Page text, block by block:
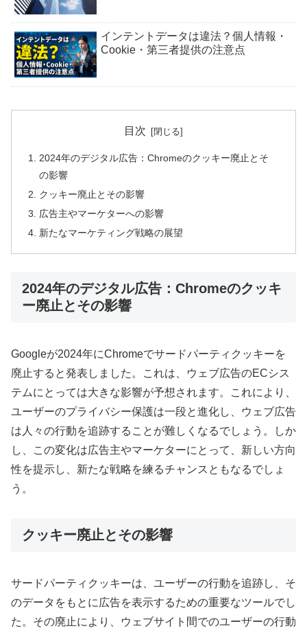
インテントデータは違法？個人情報・
Cookie・第三者提供の注意点
目次
2024年のデジタル広告：Chromeのクッキー廃止とそ
の影響
クッキー廃止とその影響
広告主やマーケターへの影響
新たなマーケティング戦略の展望
2024年のデジタル広告：Chromeのクッキ
ー廃止とその影響
Googleが2024年にChromeでサードパーティクッキーを
廃止すると発表しました。これは、ウェブ広告のECシス
テムにとっては大きな影響が予想されます。これにより、
ユーザーのプライバシー保護は一段と進化し、ウェブ広告
は人々の行動を追跡することが難しくなるでしょう。しか
し、この変化は広告主やマーケターにとって、新しい方向
性を提示し、新たな戦略を練るチャンスともなるでしょ
う。
クッキー廃止とその影響
サードパーティクッキーは、ユーザーの行動を追跡し、そ
のデータをもとに広告を表示するための重要なツールでし
た。その廃止により、ウェブサイト間でのユーザーの行動